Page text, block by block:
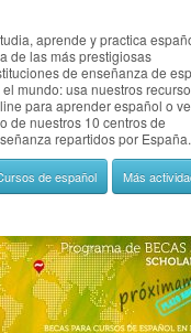
aprende y practica
de las más prestigiosas
de enseñanza de
el mundo: usa nuestros
para aprender español o
de nuestros 10 centros de
repartidos por España.
de español Más